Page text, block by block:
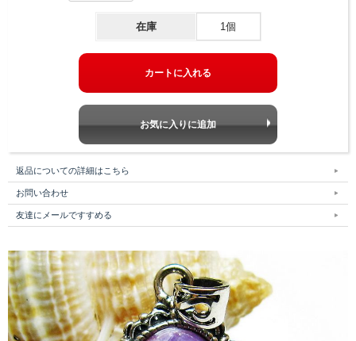
在庫 1個
返品についての詳細はこちら
お問い合わせ
友達にメールですすめる